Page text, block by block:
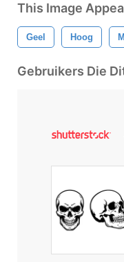
This Image
Geel Hoog
Gebruikers Die